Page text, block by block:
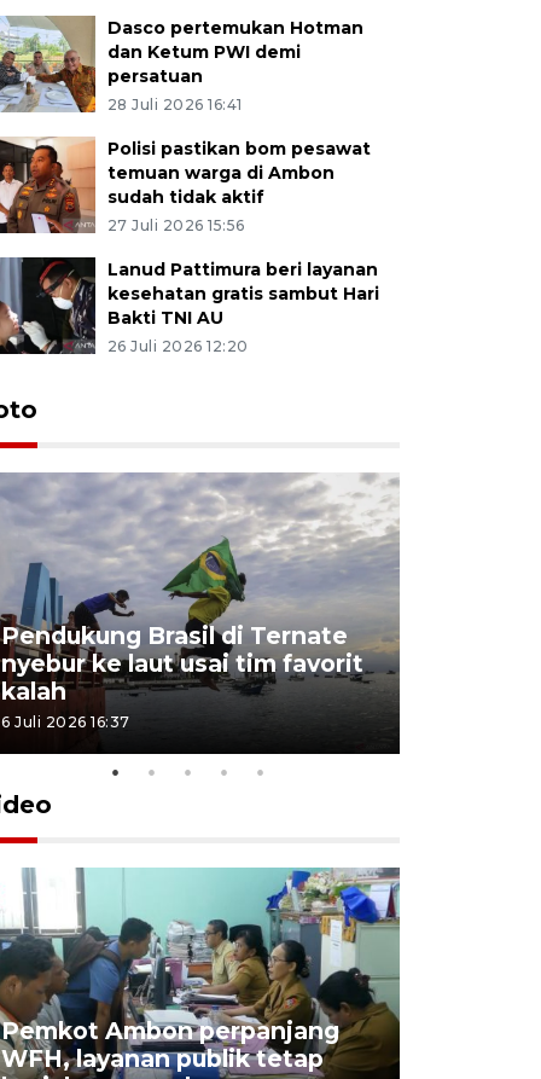
Dasco pertemukan Hotman
dan Ketum PWI demi
persatuan
28 Juli 2026 16:41
Polisi pastikan bom pesawat
temuan warga di Ambon
sudah tidak aktif
27 Juli 2026 15:56
Lanud Pattimura beri layanan
kesehatan gratis sambut Hari
Bakti TNI AU
26 Juli 2026 12:20
Pendukung Brasil di Ternate
nyebur ke laut usai tim favorit
kalah
6 Juli 2026 16:37
Pemkot Ambon perpanjang
WFH, layanan publik tetap